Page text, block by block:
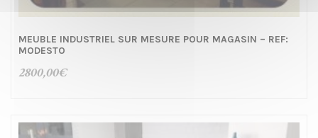
MEUBLE INDUSTRIEL SUR MESURE POUR MAGASIN – REF:
MODESTO
2800,00€